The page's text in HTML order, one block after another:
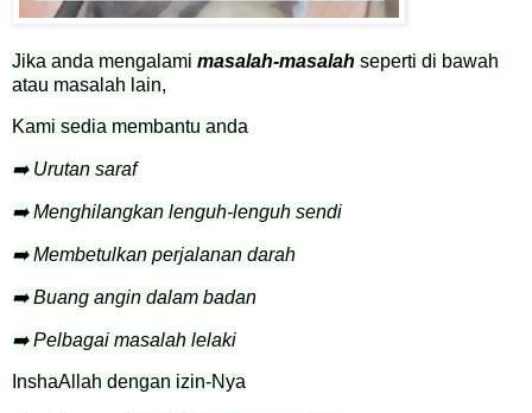
Jika anda mengalami masalah-masalah seperti di bawah
atau masalah lain,
Kami sedia membantu anda
➡️ Urutan saraf
➡️ Menghilangkan lenguh-lenguh sendi
➡️ Membetulkan perjalanan darah
➡️ Buang angin dalam badan
➡️ Pelbagai masalah lelaki
InshaAllah dengan izin-Nya